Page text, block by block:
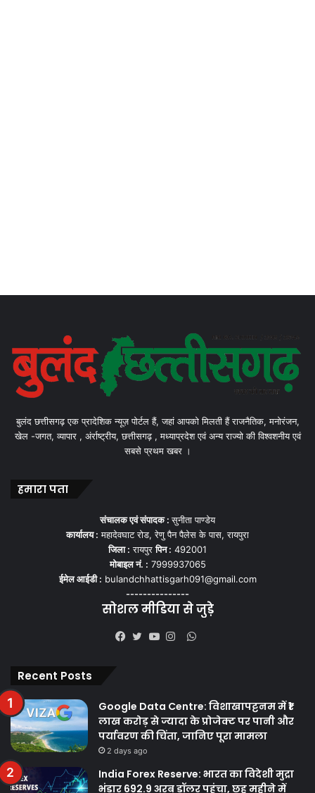
बुलंद छत्तीसगढ़ एक प्रादेशिक न्यूज़ पोर्टल हैं, जहां आपको मिलती हैं राजनैतिक, मनोरंजन,
खेल -जगत, व्यापार , अंर्राष्ट्रीय, छत्तीसगढ़ , मध्याप्रदेश एवं अन्य राज्यो की विश्वशनीय एवं
सबसे प्रथम खबर ।
हमारा पता
संचालक एवं संपादक :सुनीता पाण्डेय
कार्यालय : महादेवघाट रोड, रेणु पैन पैलेस के पास, रायपुरा
जिला : रायपुरपिन : 492001
मोबाइल नं. : 7999937065
ईमेल आईडी : bulandchhattisgarh091@gmail.com
---------------
सोशल मीडिया से जुड़े
WhatsApp
Recent Posts
Google Data Centre: विशाखापट्टनम में ₹1
लाख करोड़ से ज्यादा के प्रोजेक्ट पर पानी और
पर्यावरण की चिंता, जानिए पूरा मामला
2 days ago
India Forex Reserve: भारत का विदेशी मुद्रा
भंडार 692.9 अरब डॉलर पहुंचा, छह महीने में